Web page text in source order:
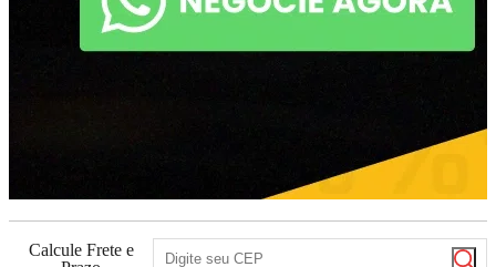
Calcule Frete e